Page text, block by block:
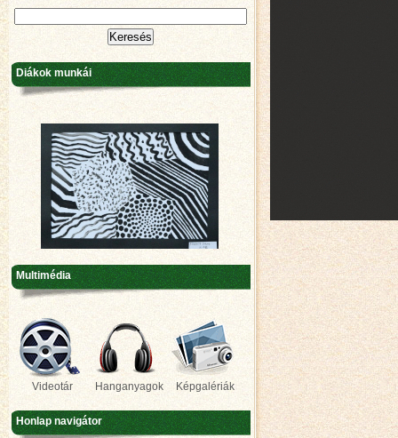
Diákok munkái
Multimédia
Videotár Hanganyagok Képgalériák
Honlap navigátor